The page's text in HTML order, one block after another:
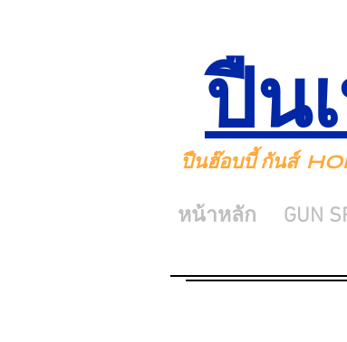
ปืน
ปืนฮ๊อบบี้ กันส์
หน้าหลัก GUN